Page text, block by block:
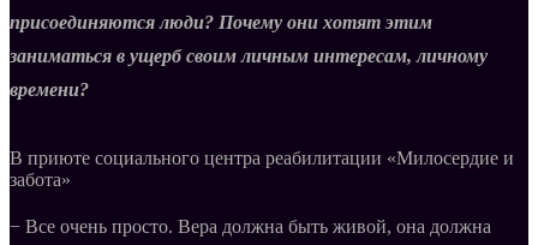
присоединяются люди? Почему они хотят этим
заниматься в ущерб своим личным интересам, личному
времени?
В приюте социального центра реабилитации «Милосердие и
забота»
− Все очень просто. Вера должна быть живой, она должна